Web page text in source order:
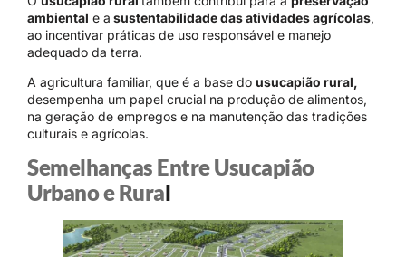
ambiental e a sustentabilidade das atividades agrícolas,
ao incentivar práticas de uso responsável e manejo
adequado da terra.
A agricultura familiar, que é a base do usucapião rural,
desempenha um papel crucial na produção de alimentos,
na geração de empregos e na manutenção das tradições
culturais e agrícolas.
Semelhanças Entre Usucapião
Urbano e Rural